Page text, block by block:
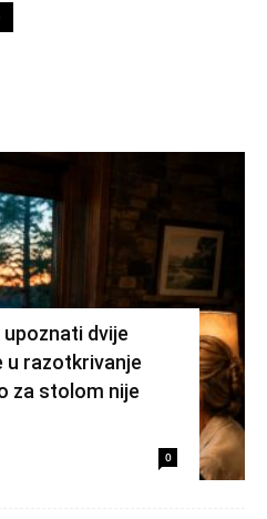
dvije
u razotkrivanje
za stolom nije
0